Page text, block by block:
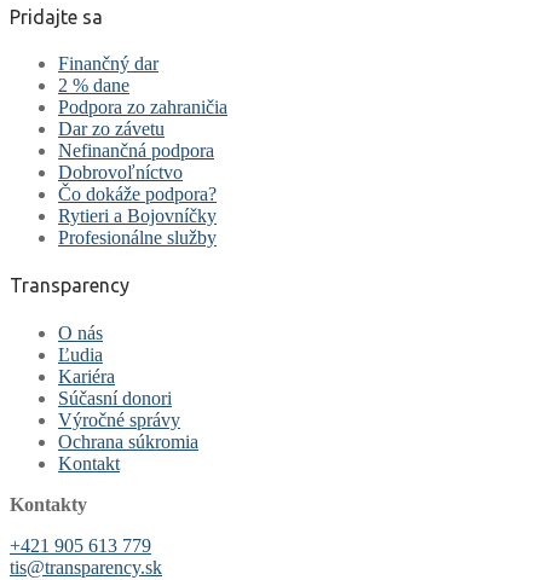
Pridajte sa
Finančný dar
2 % dane
Podpora zo zahraničia
Dar zo závetu
Nefinančná podpora
Dobrovoľníctvo
Čo dokáže podpora?
Rytieri a Bojovníčky
Profesionálne služby
Transparency
O nás
Ľudia
Kariéra
Súčasní donori
Výročné správy
Ochrana súkromia
Kontakt
Kontakty
+421 905 613 779
tis@transparency.sk